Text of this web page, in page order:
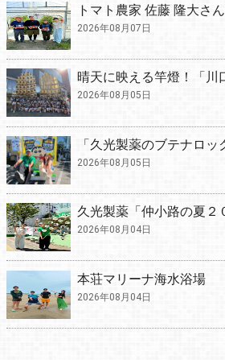
トマト農家 佐藤 隆大さん
2026年08月07日
晴天に映える竿燈！「川
2026年08月05日
「久光製薬のブテナロッ
2026年08月05日
久光製薬「仲小路の夏
2026年08月04日
本荘マリーナ海水浴場
2026年08月04日